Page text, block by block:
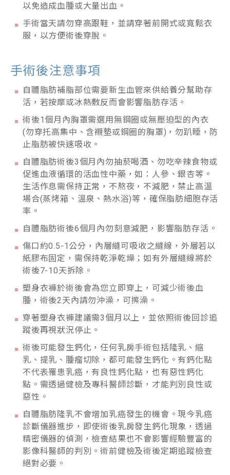
以免造成血腫或大量出血。
手術當天請勿穿高跟鞋，並請穿著前開式或寬鬆衣
服，以方便術後穿脫。
手術後注意事項
自體脂肪補脂部位需要新生血管來供給養分幫助存
活，若按摩或冰熱敷反而會影響脂肪存活。
術後1個月內胸罩需選用無鋼圈或無壓迫型的內衣
(勿穿托高集中、含襯墊或鋼圈的胸罩)，勿趴睡，防
止脂肪被快速吸收。
自體脂肪術後3個月內勿抽菸喝酒、勿吃辛辣食物或
促進血液循環的活血性中藥，如：人參、銀杏等。
生活作息需保持正常，不熬夜，不減肥，禁止高溫
場合(蒸烤箱、溫泉、熱水浴)等，確保脂肪細胞存活
率。
自體脂肪術後6個月內勿刻意減肥，影響脂肪存活。
傷口約0.5-1公分，內層縫可吸收之縫線，外層若以
紙膠布固定，需保持乾淨乾燥；如有外層縫線將於
術後7-10天拆除。
塑身衣褲於術後會為您立即穿上，可減少術後血
腫，術後2天內請勿沖澡，可擦澡。
穿著塑身衣褲建議需3個月以上，並依照術後回診追
蹤後再視狀況停止。
術後可能發生鈣化，任何乳房手術包括隆乳、縮
乳、提乳、腫瘤切除，都可能發生鈣化。有鈣化點
不代表罹患乳癌，有良性鈣化點，也有惡性鈣化
點。需透過健檢及專科醫師診斷，才能判別良性或
惡性。
自體脂肪隆乳不會增加乳癌發生的機會。現今乳癌
診斷儀器進步，即使術後乳房發生鈣化現象，透過
精密儀器的偵測，檢查結果也不會影響經驗豐富的
影像科醫師的判別。術前健檢及術後定期追蹤檢查
絕對必要。